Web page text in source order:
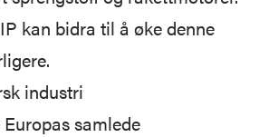
kan bidra til å øke denne
industri
samlede